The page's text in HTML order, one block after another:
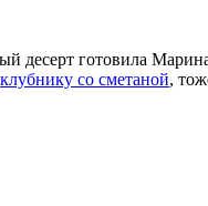
десерт готовила
клубнику со сметаной,